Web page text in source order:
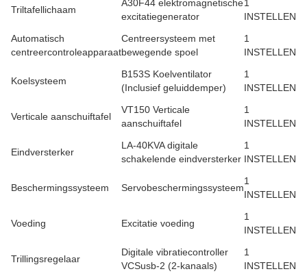
Triltafellichaam
A30F44 elektromagnetische
excitatiegenerator
1
INSTELLEN
Automatisch
centreercontroleapparaat
Centreersysteem met
bewegende spoel
1
INSTELLEN
Koelsysteem
B153S Koelventilator
(Inclusief geluiddemper)
1
INSTELLEN
Verticale aanschuiftafel
VT150 ​​Verticale
aanschuiftafel
1
INSTELLEN
Eindversterker
LA-40KVA digitale
schakelende eindversterker
1
INSTELLEN
Beschermingssysteem Servobeschermingssysteem
1
INSTELLEN
Voeding Excitatie voeding
1
INSTELLEN
Trillingsregelaar
Digitale vibratiecontroller
VCSusb-2 (2-kanaals)
1
INSTELLEN